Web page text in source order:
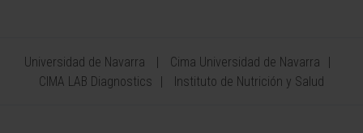
Universidad de Navarra
Cima Universidad de Navarra
CIMA LAB Diagnostics
Instituto de Nutrición y Salud